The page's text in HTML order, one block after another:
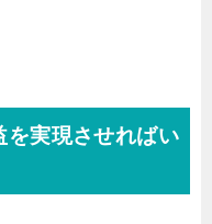
を実現させればい